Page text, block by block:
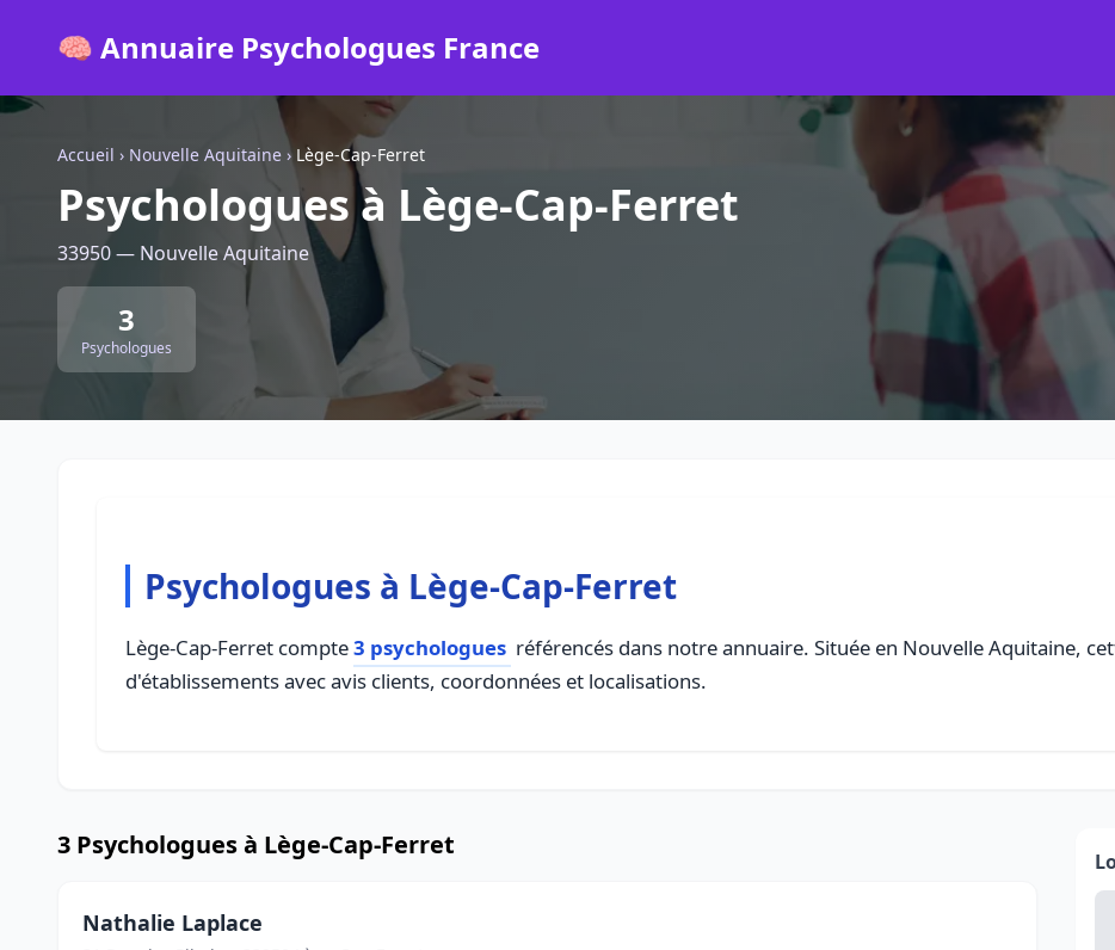
🧠 Annuaire Psychologues France
Accueil › Nouvelle Aquitaine › Lège-Cap-Ferret
Psychologues à Lège-Cap-Ferret
33950 — Nouvelle Aquitaine
3
Psychologues
Psychologues à Lège-Cap-Ferret
Lège-Cap-Ferret compte3 psychologues référencés dans notre annuaire. Située en Nouvelle Aquitaine,
d'établissements avec avis clients, coordonnées et localisations.
3 Psychologues à Lège-Cap-Ferret
Nathalie Laplace